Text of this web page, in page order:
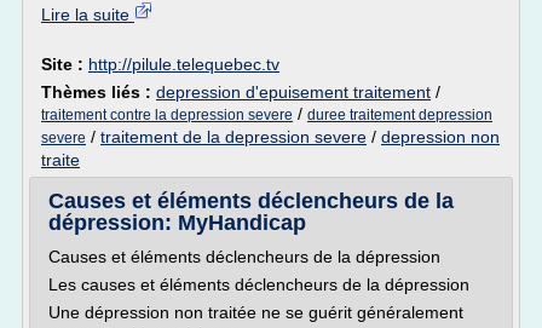
Lire la suite
Site : http://pilule.telequebec.tv
Thèmes liés : depression d'epuisement traitement /
traitement contre la depression severe / duree traitement depression
severe / traitement de la depression severe / depression non
traite
Causes et éléments déclencheurs de la
dépression: MyHandicap
Causes et éléments déclencheurs de la dépression
Les causes et éléments déclencheurs de la dépression
Une dépression non traitée ne se guérit généralement